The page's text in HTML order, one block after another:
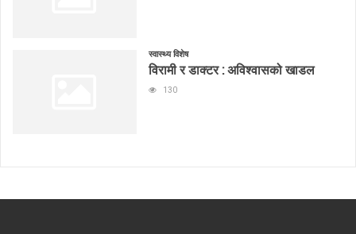
स्वास्थ्य विशेष
विरामी र डाक्टर : अविश्वासको खाडल
130